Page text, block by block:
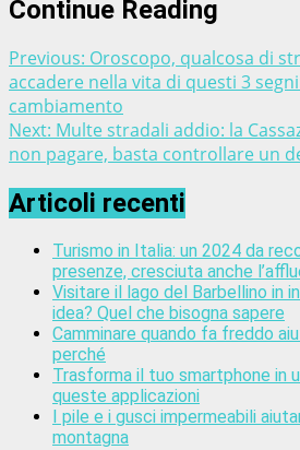
Continue Reading
Previous: Oroscopo, qualcosa di
accadere nella vita di questi 3
cambiamento
Next: Multe stradali addio: la
non pagare, basta controllare un
Articoli recenti
Turismo in Italia: un 2024 da
presenze, cresciuta anche
Visitare il lago del Barbellino in
idea? Quel che bisogna sapere
Camminare quando fa freddo
perché
Trasforma il tuo smartphone in
queste applicazioni
I pile e i gusci impermeabili
montagna